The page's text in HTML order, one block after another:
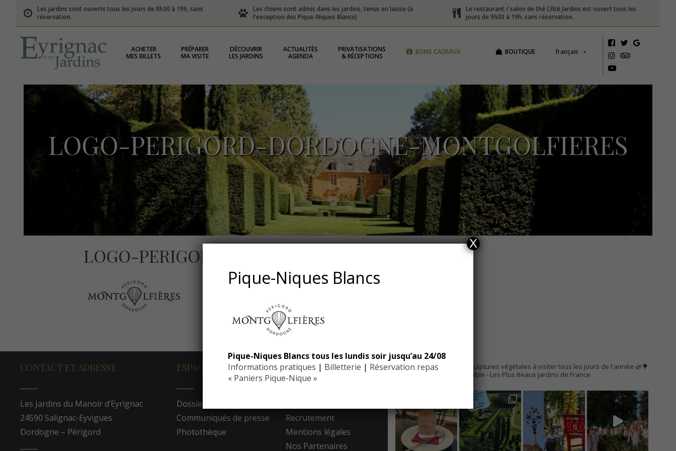
Les jardins sont ouverts tous les jours de 8h30 à 19h, sans
réservation.
Les chiens sont admis dans les jardins, tenus en laisse (à
l'exception des Pique-Niques Blancs)
Le restaurant / salon de thé Côté Jardins est ouvert tous les
jours de 9h30 à 19h, sans réservation.
ACHETER
MES BILLETS
PRÉPARER
MA VISITE
DÉCOUVRIR
LES JARDINS
ACTUALITÉS
AGENDA
PRIVATISATIONS
& RÉCEPTIONS
français
BOUTIQUE
BONS CADEAUX
LOGO-PERIGORD-DORDOGNE-MONTGOLFIERES
LOGO-PERIGORD-DORDOGNE-MONTGOLFIERES
CONTACT ET ADRESSE
Les Jardins du Manoir d’Eyrignac
24590 Salignac-Eyvigues
Dordogne – Périgord
ESPACE PRESSE
Dossier de presse
Communiqués de presse
Photothèque
Recrutement
Mentions légales
Nos Partenaires
EYRIGNAC
10 hectares de sculptures végétales à visiter tous les jours de l'année 🌿🌳
- Jardin Remarquable- Les Plus Beaux Jardins de France
Pique-Niques Blancs
Pique-Niques Blancs tous les lundis soir jusqu’au 24/08
Informations pratiques | Billetterie | Réservation repas
« Paniers Pique-Nique »
X